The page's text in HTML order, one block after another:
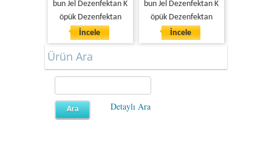
bun Jel Dezenfektan K
öpük Dezenfektan
İncele
bun Jel Dezenfektan K
öpük Dezenfektan
İncele
Ürün Ara
Detaylı Ara